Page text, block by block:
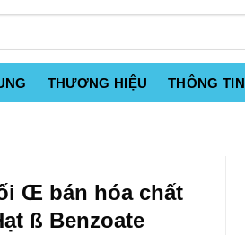
THƯƠNG HIỆU THÔNG TIN
Œ bán hóa chất
ß Benzoate